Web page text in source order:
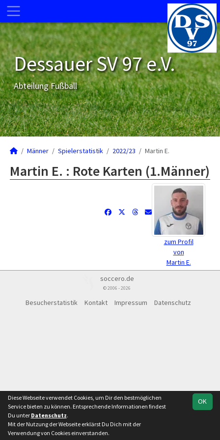
Dessauer SV 97 e.V.
Abteilung Fußball
Männer Spielerstatistik 2022/23 Martin E.
Martin E. : Rote Karten (1.Männer)
zum Profil
von
Martin E.
soccero.de
© 2006 - 2026
Besucherstatistik Kontakt Impressum Datenschutz
OK
Diese Webseite verwendet Cookies, um Dir den bestmöglichen
Service bieten zu können. Entsprechende Informationen findest
Du unter Datenschutz.
Mit der Nutzung der Webseite erklärst Du Dich mit der
Verwendung von Cookies einverstanden.